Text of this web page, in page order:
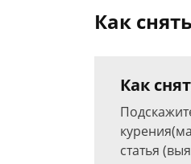
Как
Как
статья